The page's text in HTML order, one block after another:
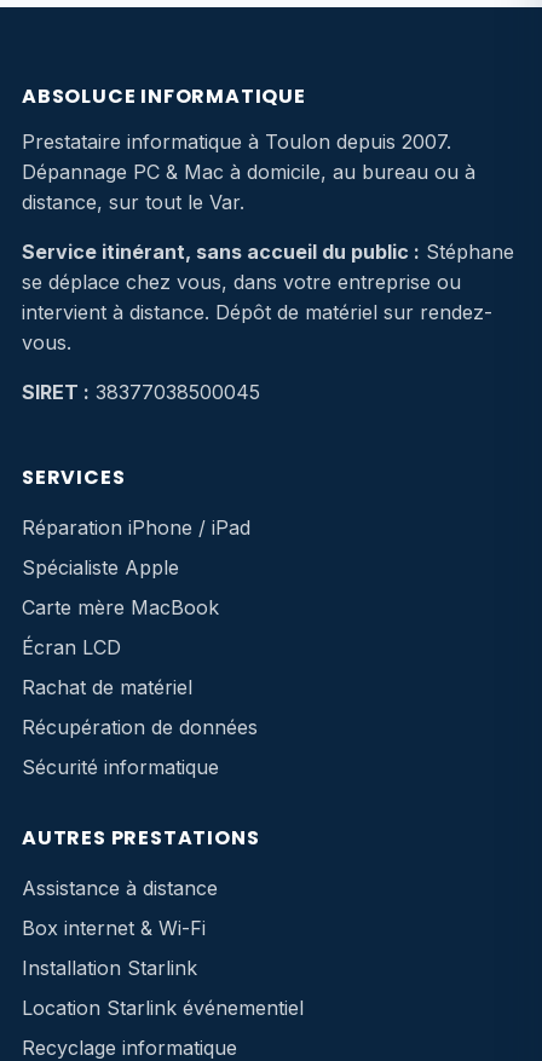
ABSOLUCE INFORMATIQUE
Prestataire informatique à Toulon depuis 2007.
Dépannage PC & Mac à domicile, au bureau ou à
distance, sur tout le Var.
Service itinérant, sans accueil du public : Stéphane
se déplace chez vous, dans votre entreprise ou
intervient à distance. Dépôt de matériel sur rendez-
vous.
SIRET : 38377038500045
SERVICES
Réparation iPhone / iPad
Spécialiste Apple
Carte mère MacBook
Écran LCD
Rachat de matériel
Récupération de données
Sécurité informatique
AUTRES PRESTATIONS
Assistance à distance
Box internet & Wi-Fi
Installation Starlink
Location Starlink événementiel
Recyclage informatique